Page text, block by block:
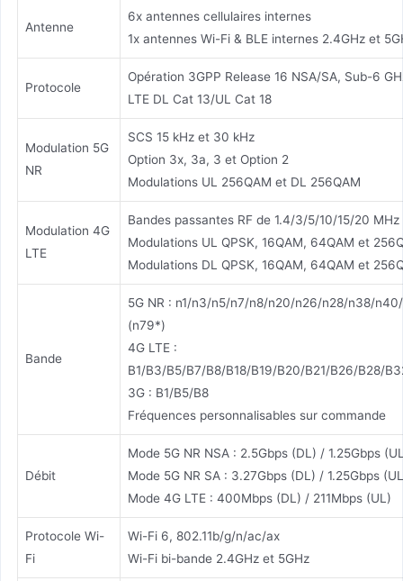
Antenne
6x antennes cellulaires internes
1x antennes Wi-Fi & BLE internes 2.4GHz et
Protocole
Opération 3GPP Release 16 NSA/SA, Sub-6
LTE DL Cat 13/UL Cat 18
Modulation 5G
NR
SCS 15 kHz et 30 kHz
Option 3x, 3a, 3 et Option 2
Modulations UL 256QAM et DL 256QAM
Modulation 4G
LTE
Bandes passantes RF de 1.4/3/5/10/15/20 MHz
Modulations UL QPSK, 16QAM, 64QAM et
Modulations DL QPSK, 16QAM, 64QAM et
Bande
5G NR : n1/n3/n5/n7/n8/n20/n26/n28/n38/
(n79*)
4G LTE :
B1/B3/B5/B7/B8/B18/B19/B20/B21/B26/B28/
3G : B1/B5/B8
Fréquences personnalisables sur commande
Débit
Mode 5G NR NSA : 2.5Gbps (DL) / 1.25Gbps
Mode 5G NR SA : 3.27Gbps (DL) / 1.25Gbps
Mode 4G LTE : 400Mbps (DL) / 211Mbps (UL)
Protocole Wi-
Fi
Wi-Fi 6, 802.11b/g/n/ac/ax
Wi-Fi bi-bande 2.4GHz et 5GHz